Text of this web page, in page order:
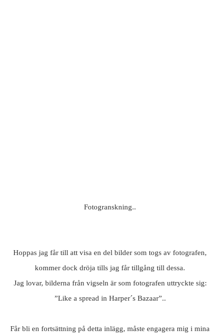
Fotogranskning..
Hoppas jag får till att visa en del bilder som togs av fotografen,
kommer dock dröja tills jag får tillgång till dessa.
Jag lovar, bilderna från vigseln är som fotografen uttryckte sig:
”Like a spread in Harper´s Bazaar”..
Får bli en fortsättning på detta inlägg, måste engagera mig i mina